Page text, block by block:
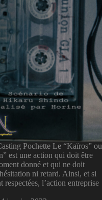
Pochette Le “Kaïros” ou
est une action qui doit être
donné et qui ne doit
ni retard. Ainsi, et si
respectées, l’action entreprise